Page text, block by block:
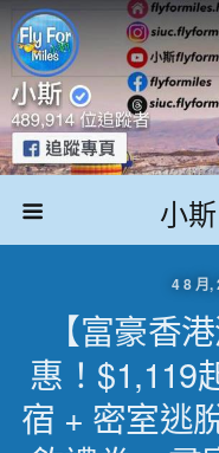
小
4 8 月,
【富豪香
惠！$1,119
宿 + 密室逃